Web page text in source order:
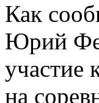
Как
Юрий
участие
на